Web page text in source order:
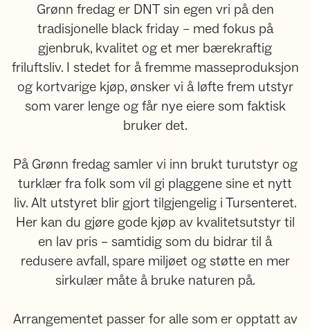
Grønn fredag er DNT sin egen vri på den
tradisjonelle black friday – med fokus på
gjenbruk, kvalitet og et mer bærekraftig
friluftsliv. I stedet for å fremme masseproduksjon
og kortvarige kjøp, ønsker vi å løfte frem utstyr
som varer lenge og får nye eiere som faktisk
bruker det.
På Grønn fredag samler vi inn brukt turutstyr og
turklær fra folk som vil gi plaggene sine et nytt
liv. Alt utstyret blir gjort tilgjengelig i Tursenteret.
Her kan du gjøre gode kjøp av kvalitetsutstyr til
en lav pris – samtidig som du bidrar til å
redusere avfall, spare miljøet og støtte en mer
sirkulær måte å bruke naturen på.
Arrangementet passer for alle som er opptatt av